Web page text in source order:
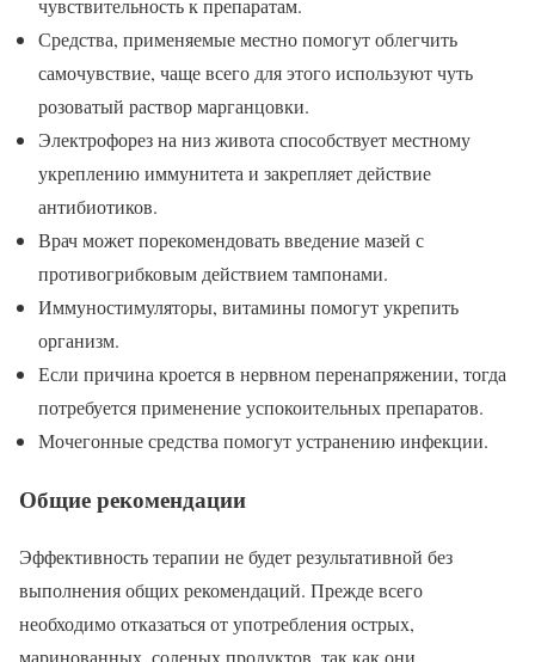
чувствительность к препаратам.
Средства, применяемые местно помогут облегчить
самочувствие, чаще всего для этого используют чуть
розоватый раствор марганцовки.
Электрофорез на низ живота способствует местному
укреплению иммунитета и закрепляет действие
антибиотиков.
Врач может порекомендовать введение мазей с
противогрибковым действием тампонами.
Иммуностимуляторы, витамины помогут укрепить
организм.
Если причина кроется в нервном перенапряжении, тогда
потребуется применение успокоительных препаратов.
Мочегонные средства помогут устранению инфекции.
Общие рекомендации
Эффективность терапии не будет результативной без
выполнения общих рекомендаций. Прежде всего
необходимо отказаться от употребления острых,